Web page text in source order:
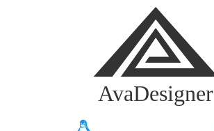
AvaDesigner